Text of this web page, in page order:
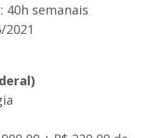
40h semanais